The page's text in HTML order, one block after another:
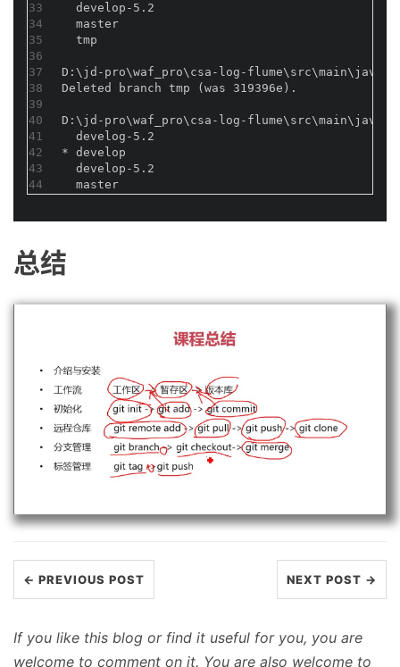
33
34
35
36
37
38
39
40
41
42
43
44
  develop-5.2
  master
  tmp
D:\jd-pro\waf_pro\csa-log-
Deleted branch tmp (was 319396e).
D:\jd-pro\waf_pro\csa-log-
  develog-5.2
* develop
  develop-5.2
  master
总结
← PREVIOUS POST NEXT POST →
If you like this blog or find it useful for you, you are
welcome to comment on it. You are also welcome to